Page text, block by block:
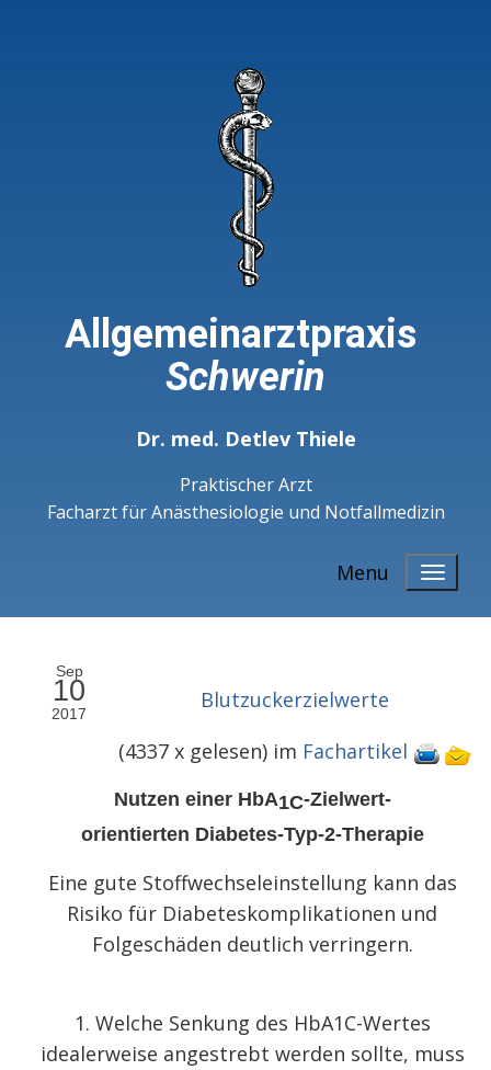
Allgemeinarztpraxis ​
Schwerin
Dr. med. Detlev Thiele
Praktischer Arzt
Facharzt für Anästhesiologie und Notfallmedizin
Menu
Blutzuckerzielwerte
(4337 x gelesen) im Fachartikel
Sep
10
2017
Nutzen einer HbA1C-Zielwert-
orientierten Diabetes-Typ-2-Therapie
Eine gute Stoffwechseleinstellung kann das
Risiko für Diabeteskomplikationen und
Folgeschäden deutlich verringern.
1. Welche Senkung des HbA1C-Wertes
idealerweise angestrebt werden sollte, muss